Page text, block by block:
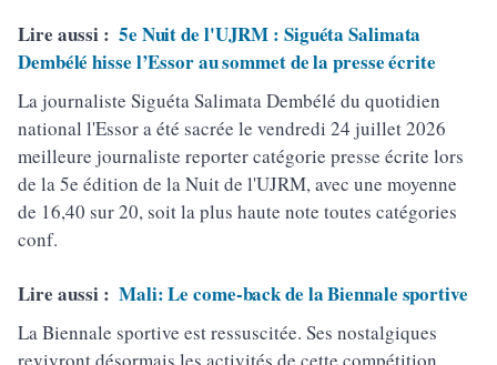
Lire aussi : 5e Nuit de l'UJRM : Siguéta Salimata
Dembélé hisse l’Essor au sommet de la presse écrite
La journaliste Siguéta Salimata Dembélé du quotidien
national l'Essor a été sacrée le vendredi 24 juillet 2026
meilleure journaliste reporter catégorie presse écrite lors
de la 5e édition de la Nuit de l'UJRM, avec une moyenne
de 16,40 sur 20, soit la plus haute note toutes catégories
conf.
Lire aussi : Mali: Le come-back de la Biennale sportive
La Biennale sportive est ressuscitée. Ses nostalgiques
revivront désormais les activités de cette compétition